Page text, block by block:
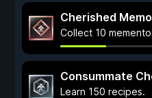
Cherished
Collect 10
Consummate
Learn 150 recipes.